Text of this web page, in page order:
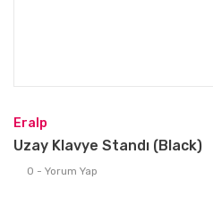
Eralp
Uzay Klavye Standı (Black)
0 - Yorum Yap